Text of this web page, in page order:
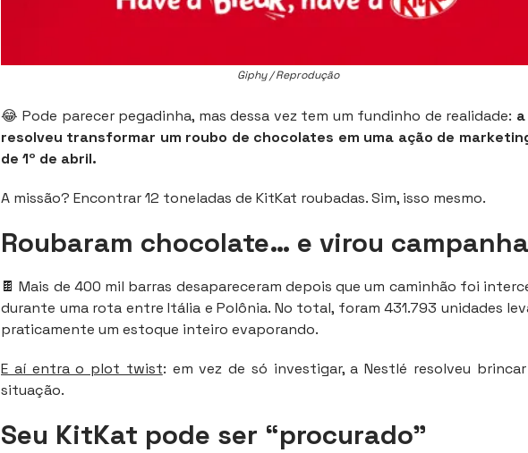
Giphy / Reprodução
😂 Pode parecer pegadinha, mas dessa vez tem um fundinho de realidade:
resolveu transformar um roubo de chocolates em uma ação de
de 1º de abril.
A missão? Encontrar 12 toneladas de KitKat roubadas. Sim, isso mesmo.
Roubaram chocolate… e virou campanha
🍫 Mais de 400 mil barras desapareceram depois que um caminhão foi
durante uma rota entre Itália e Polônia. No total, foram 431.793 unidades
praticamente um estoque inteiro evaporando.
E aí entra o plot twist: em vez de só investigar, a Nestlé resolveu
situação.
Seu KitKat pode ser “procurado”